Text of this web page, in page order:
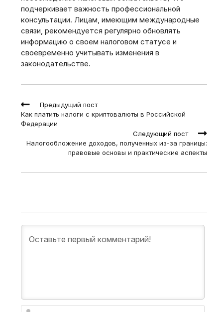
подчеркивает важность профессиональной
консультации. Лицам, имеющим международные
связи, рекомендуется регулярно обновлять
информацию о своем налоговом статусе и
своевременно учитывать изменения в
законодательстве.
Read
more
articles
Предыдущий пост
Как платить налоги с криптовалюты в Российской
Федерации
Следующий пост
Налогообложение доходов, полученных из-за границы:
правовые основы и практические аспекты